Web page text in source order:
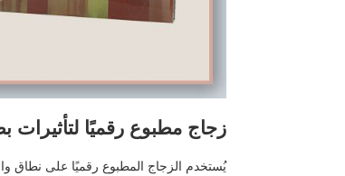
زجاج مطبوع رقميًا
يُستخدم الزجاج المطبوع رقميًا على نطاق